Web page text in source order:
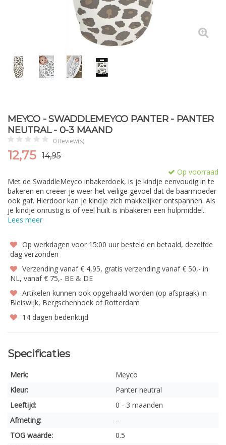
MEYCO - SWADDLEMEYCO PANTER - PANTER
NEUTRAL - 0-3 MAAND
0 Review(s)
12,75 14,95
Op voorraad
Met de SwaddleMeyco inbakerdoek, is je kindje eenvoudig in te
bakeren en creëer je weer het veilige gevoel dat de baarmoeder
ook gaf. Hierdoor kan je kindje zich makkelijker ontspannen. Als
je kindje onrustig is of veel huilt is inbakeren een hulpmiddel..
Lees meer
Op werkdagen voor 15:00 uur besteld en betaald, dezelfde
dag verzonden
Verzending vanaf € 4,95, gratis verzending vanaf € 50,- in
NL, vanaf € 75,- BE & DE
Artikelen kunnen ook opgehaald worden (op afspraak) in
Bleiswijk, Bergschenhoek of Rotterdam
14 dagen bedenktijd
Specificaties
Merk:
Meyco
Kleur:
Panter neutral
Leeftijd:
0 - 3 maanden
Afmeting:
-
TOG waarde:
0.5